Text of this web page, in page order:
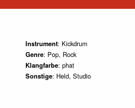
Instrument: Kickdrum
Genre: Pop, Rock
Klangfarbe: phat
Sonstige: Held, Studio